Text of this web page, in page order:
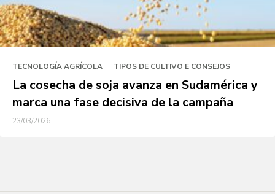
TECNOLOGÍA AGRÍCOLA TIPOS DE CULTIVO E CONSEJOS
La cosecha de soja avanza en Sudamérica y
marca una fase decisiva de la campaña
23/03/2026